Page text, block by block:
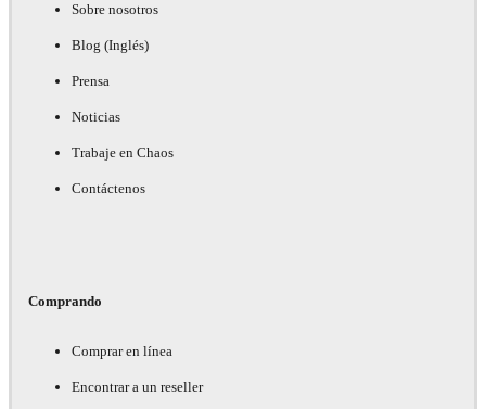
Sobre nosotros
Blog (Inglés)
Prensa
Noticias
Trabaje en Chaos
Contáctenos
Comprando
Comprar en línea
Encontrar a un reseller